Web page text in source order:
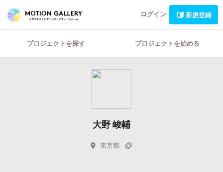
ログイン 新規登録
プロジェクトを探す プロジェクトを始める
大野 峻輔
東京都